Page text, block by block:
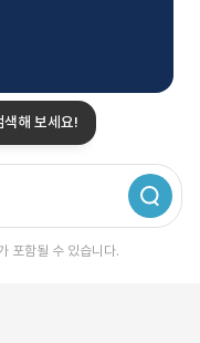
해 보세요!
포함될 수 있습니다.